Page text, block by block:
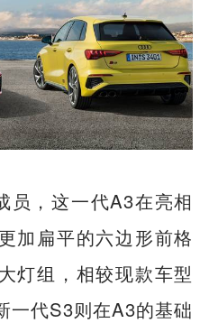
员，这一代A3在亮相
加扁平的六边形前格
灯组，相较现款车型
一代S3则在A3的基础